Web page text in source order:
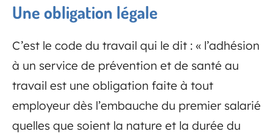
Une obligation légale
C’est le code du travail qui le dit : « l’adhésion
à un service de prévention et de santé au
travail est une obligation faite à tout
employeur dès l’embauche du premier salarié
quelles que soient la nature et la durée du